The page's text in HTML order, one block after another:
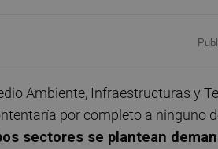
Ambiente, Infraestructuras y
por completo a ninguno
sectores se plantean